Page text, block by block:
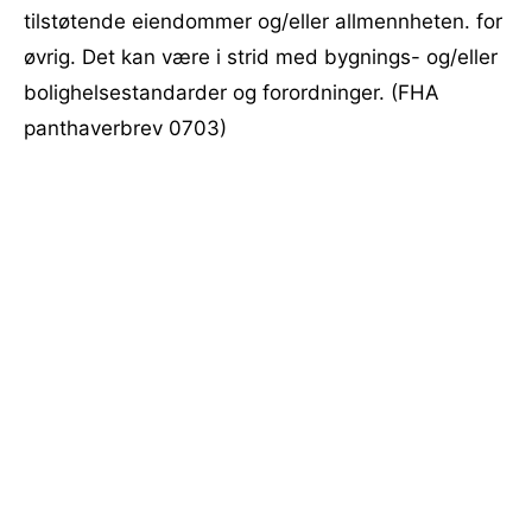
tilstøtende eiendommer og/eller allmennheten. for
øvrig. Det kan være i strid med bygnings- og/eller
bolighelsestandarder og forordninger. (FHA
panthaverbrev 0703)